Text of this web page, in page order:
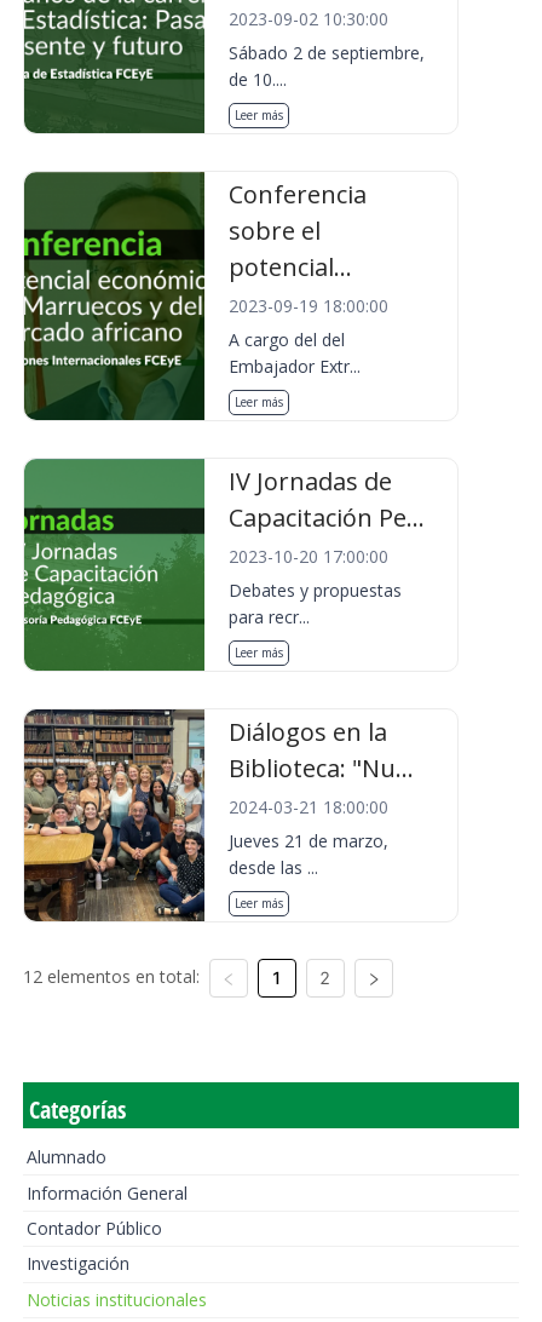
2023-09-02 10:30:00
Sábado 2 de septiembre,
de 10....
Leer más
Conferencia
sobre el
potencial...
2023-09-19 18:00:00
A cargo del del
Embajador Extr...
Leer más
IV Jornadas de
Capacitación Pe...
2023-10-20 17:00:00
Debates y propuestas
para recr...
Leer más
Diálogos en la
Biblioteca: "Nu...
2024-03-21 18:00:00
Jueves 21 de marzo,
desde las ...
Leer más
12 elementos en total: 1 2
Categorías
Alumnado
Información General
Contador Público
Investigación
Noticias institucionales